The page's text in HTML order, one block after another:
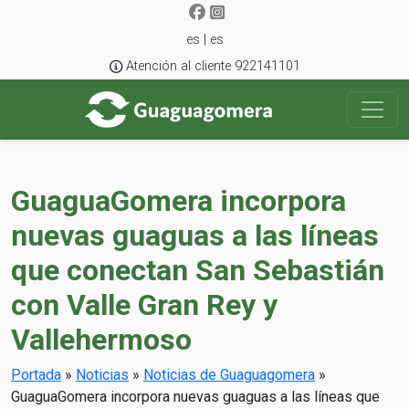
es | es
Atención al cliente 922141101
GuaguaGomera incorpora
nuevas guaguas a las líneas
que conectan San Sebastián
con Valle Gran Rey y
Vallehermoso
Portada » Noticias » Noticias de Guaguagomera »
GuaguaGomera incorpora nuevas guaguas a las líneas que